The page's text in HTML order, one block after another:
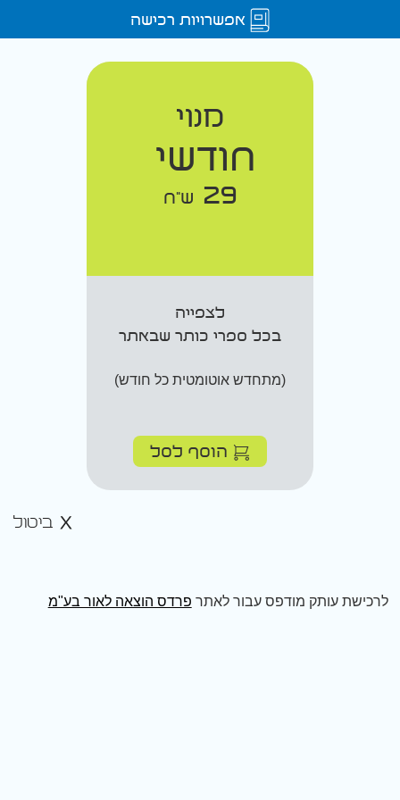
אפשרויות רכישה
מנוי
חודשי
29 ש"ח
לצפייה
בכל ספרי כותר שבאתר
(מתחדש אוטומטית כל חודש)
הוסף לסל
ביטול
לרכישת עותק מודפס עבור לאתר פרדס הוצאה לאור בע"מ